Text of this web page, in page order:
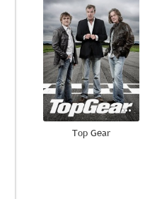
Top Gear